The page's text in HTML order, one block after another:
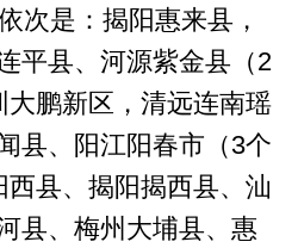
次是：揭阳惠来县，
平县、河源紫金县（2
鹏新区，清远连南瑶
县、阳江阳春市（3个
县、揭阳揭西县、汕
县、梅州大埔县、惠